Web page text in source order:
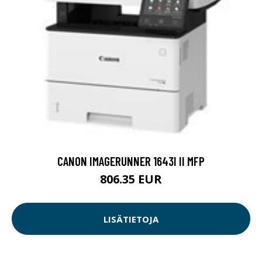
CANON IMAGERUNNER 1643I II MFP
806.35 EUR
LISÄTIETOJA